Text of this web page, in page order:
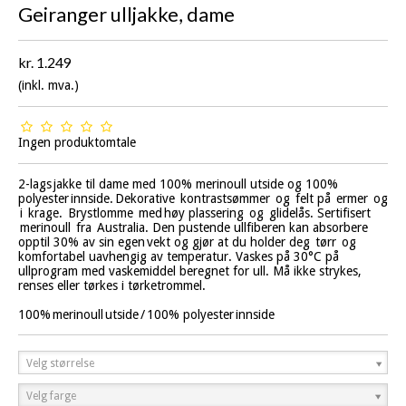
Geiranger ulljakke, dame
kr. 1.249
(inkl. mva.)
Ingen produktomtale
2-lags jakke til dame med 100% merinoull utside og 100%
polyester innside. Dekorative kontrastsømmer og felt på ermer og
i krage. Brystlomme med høy plassering og glidelås. Sertifisert
merinoull fra Australia. Den pustende ullfiberen kan absorbere
opptil 30% av sin egen vekt og gjør at du holder deg tørr og
komfortabel uavhengig av temperatur. Vaskes på 30°C på
ullprogram med vaskemiddel beregnet for ull. Må ikke strykes,
renses eller tørkes i tørketrommel.
100% merinoull utside / 100% polyester innside
Velg størrelse
Velg farge